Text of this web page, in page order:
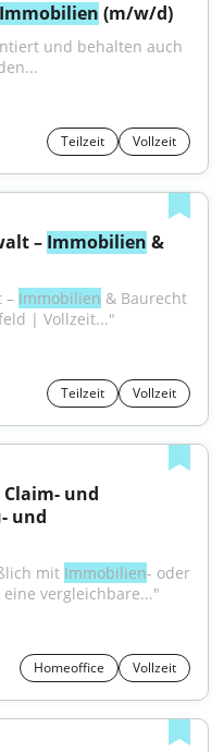
Immobilien (m/w/d)
und behalten auch
Teilzeit Vollzeit
– Immobilien &
– Immobilien & Baurecht
| Vollzeit..."
Teilzeit Vollzeit
und
mit Immobilien- oder
vergleichbare..."
Homeoffice Vollzeit